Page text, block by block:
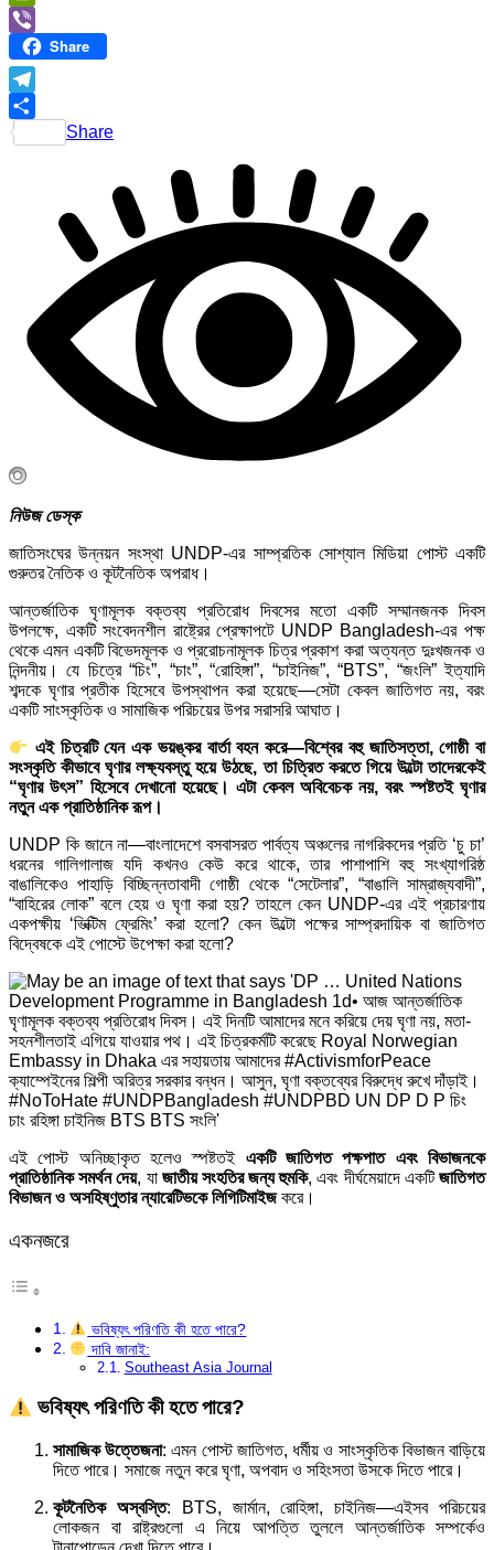
PrintFriendly
ViberShare
Telegram
Share
নিউজ ডেস্ক
জাতিসংঘের উন্নয়ন সংস্থা UNDP-এর সাম্প্রতিক সোশ্যাল মিডিয়া পোস্ট একটি
গুরুতর নৈতিক ও কূটনৈতিক অপরাধ।
আন্তর্জাতিক ঘৃণামূলক বক্তব্য প্রতিরোধ দিবসের মতো একটি সম্মানজনক দিবস
উপলক্ষে, একটি সংবেদনশীল রাষ্ট্রের প্রেক্ষাপটে UNDP Bangladesh-এর পক্ষ
থেকে এমন একটি বিভেদমূলক ও প্ররোচনামূলক চিত্র প্রকাশ করা অত্যন্ত দুঃখজনক ও
নিন্দনীয়। যে চিত্রে “চিং”, “চাং”, “রোহিঙ্গা”, “চাইনিজ”, “BTS”, “জংলি” ইত্যাদি
শব্দকে ঘৃণার প্রতীক হিসেবে উপস্থাপন করা হয়েছে—সেটা কেবল জাতিগত নয়, বরং
একটি সাংস্কৃতিক ও সামাজিক পরিচয়ের উপর সরাসরি আঘাত।
এই চিত্রটি যেন এক ভয়ঙ্কর বার্তা বহন করে—বিশ্বের বহু জাতিসত্তা, গোষ্ঠী বা
সংস্কৃতি কীভাবে ঘৃণার লক্ষ্যবস্তু হয়ে উঠছে, তা চিত্রিত করতে গিয়ে উল্টো তাদেরকেই
“ঘৃণার উৎস” হিসেবে দেখানো হয়েছে। এটা কেবল অবিবেচক নয়, বরং স্পষ্টতই ঘৃণার
নতুন এক প্রাতিষ্ঠানিক রূপ।
UNDP কি জানে না—বাংলাদেশে বসবাসরত পার্বত্য অঞ্চলের নাগরিকদের প্রতি ‘চু চা’
ধরনের গালিগালাজ যদি কখনও কেউ করে থাকে, তার পাশাপাশি বহু সংখ্যাগরিষ্ঠ
বাঙালিকেও পাহাড়ি বিচ্ছিন্নতাবাদী গোষ্ঠী থেকে “সেটেলার”, “বাঙালি সাম্রাজ্যবাদী”,
“বাহিরের লোক” বলে হেয় ও ঘৃণা করা হয়? তাহলে কেন UNDP-এর এই প্রচারণায়
একপক্ষীয় ‘ভিক্টিম ফ্রেমিং’ করা হলো? কেন উল্টো পক্ষের সাম্প্রদায়িক বা জাতিগত
বিদ্বেষকে এই পোস্টে উপেক্ষা করা হলো?
এই পোস্ট অনিচ্ছাকৃত হলেও স্পষ্টতই একটি জাতিগত পক্ষপাত এবং বিভাজনকে
প্রাতিষ্ঠানিক সমর্থন দেয়, যা জাতীয় সংহতির জন্য হুমকি, এবং দীর্ঘমেয়াদে একটিজাতিগত
বিভাজন ও অসহিষ্ণুতার ন্যারেটিভকে লিগিটিমাইজকরে।
একনজরে
ভবিষ্যৎ পরিণতি কী হতে পারে?
দাবি জানাই:
Southeast Asia Journal
ভবিষ্যৎ পরিণতি কী হতে পারে?
সামাজিক উত্তেজনা: এমন পোস্ট জাতিগত, ধর্মীয় ও সাংস্কৃতিক বিভাজন বাড়িয়ে
দিতে পারে। সমাজে নতুন করে ঘৃণা, অপবাদ ও সহিংসতা উসকে দিতে পারে।
কূটনৈতিক অস্বস্তি: BTS, জার্মান, রোহিঙ্গা, চাইনিজ—এইসব পরিচয়ের
লোকজন বা রাষ্ট্রগুলো এ নিয়ে আপত্তি তুললে আন্তর্জাতিক সম্পর্কেও